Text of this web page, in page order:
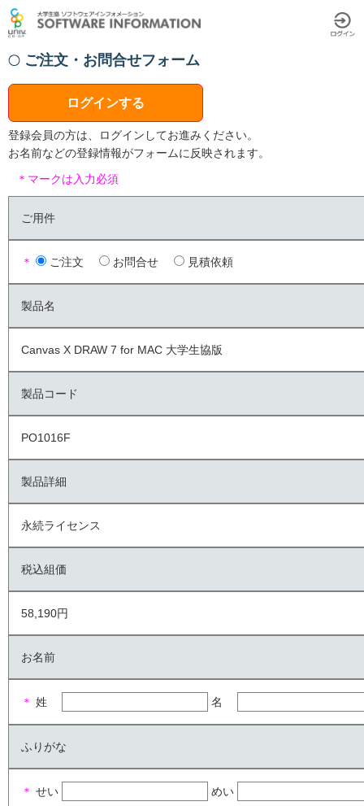
ご注文・お問合せフォーム
ログインする
登録会員の方は、ログインしてお進みください。
お名前などの登録情報がフォームに反映されます。
＊マークは入力必須
ご用件
＊ ご注文 お問合せ 見積依頼
製品名
Canvas X DRAW 7 for MAC 大学生協版
製品コード
PO1016F
製品詳細
永続ライセンス
税込組価
58,190円
お名前
＊ 姓 名
ふりがな
＊ せい めい